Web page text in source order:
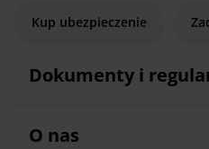
Kup ubezpieczenie
Dokumenty i
O nas